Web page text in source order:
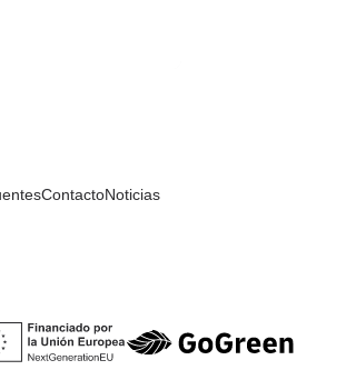
ContactoNoticias